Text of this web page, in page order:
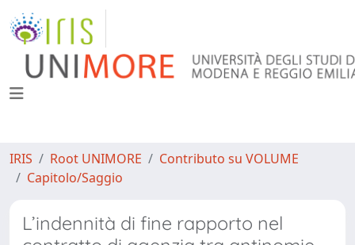
IRIS Root UNIMORE
Contributo su VOLUME
Capitolo/Saggio
L’indennità di fine rapporto nel